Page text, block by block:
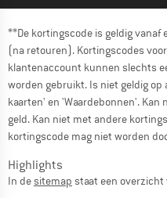
**De kortingscode is geldig
(na retouren). Kortingscodes
klantenaccount kunnen slechts
worden gebruikt. Is niet geldig
kaarten' en 'Waardebonnen'.
geld. Kan niet met andere
kortingscode mag niet worden
Highlights
In desitemap staat een